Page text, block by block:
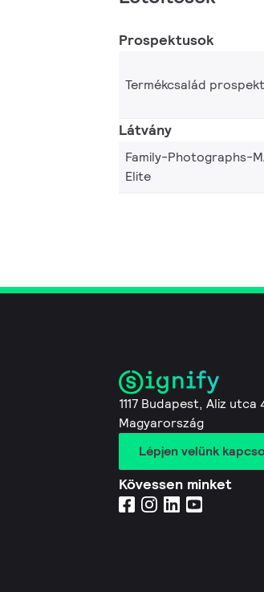
Prospektusok
Termékcsalád
Látvány
Family-Photographs-
Elite
1117 Budapest, Aliz utca
Magyarország
Lépjen velünk
Kövessen minket